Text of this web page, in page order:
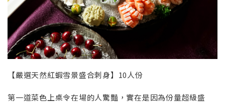
【嚴選天然紅蝦雪景盛合刺身】10人份
第一道菜色上桌令在場的人驚豔，實在是因為份量超級盛